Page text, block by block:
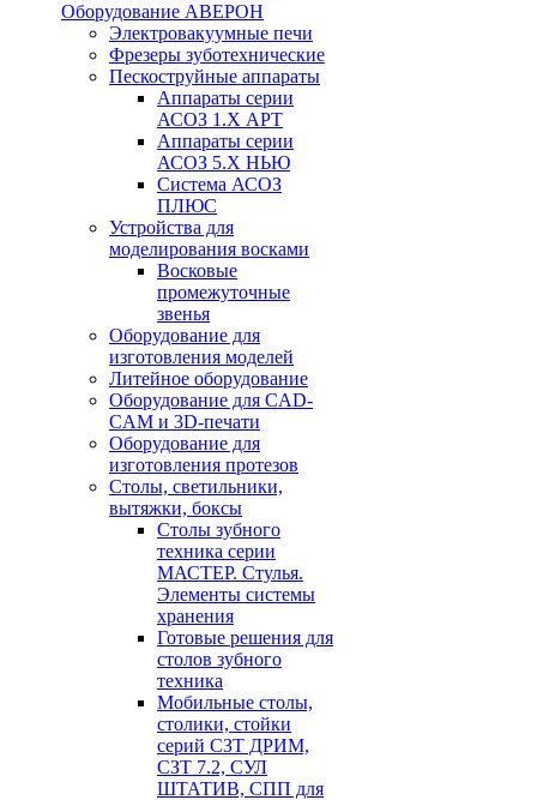
Оборудование АВЕРОН
Электровакуумные печи
Фрезеры зуботехнические
Пескоструйные аппараты
Аппараты серии
АСОЗ 1.Х АРТ
Аппараты серии
АСОЗ 5.Х НЬЮ
Система АСОЗ
ПЛЮС
Устройства для
моделирования восками
Восковые
промежуточные
звенья
Оборудование для
изготовления моделей
Литейное оборудование
Оборудование для CAD-
CAM и 3D-печати
Оборудование для
изготовления протезов
Cтолы, светильники,
вытяжки, боксы
Столы зубного
техника серии
МАСТЕР. Стулья.
Элементы системы
хранения
Готовые решения для
столов зубного
техника
Мобильные столы,
столики, стойки
серий СЗТ ДРИМ,
СЗТ 7.2, СУЛ
ШТАТИВ, СПП для